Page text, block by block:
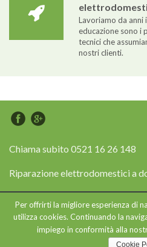
Lavoriamo da anni
educazione sono i
tecnici che
nostri clienti.
Chiama subito 0521 16 26 148
Riparazione elettrodomestici a
Copyright © 2015 Assistenza
03677950366 - Web Design e
Privacy Policy
Per offrirti la migliore esperienza di
utilizza cookies. Continuando la
impiego in conformità alla
Cookie